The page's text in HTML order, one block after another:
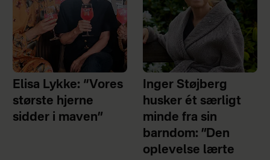
Elisa Lykke: “Vores
største hjerne
sidder i maven”
Inger Støjberg
husker ét særligt
minde fra sin
barndom: ”Den
oplevelse lærte